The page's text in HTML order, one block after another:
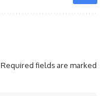
Required fields are marked